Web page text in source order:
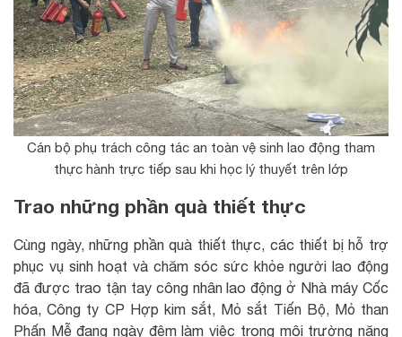
Cán bộ phụ trách công tác an toàn vệ sinh lao động tham
thực hành trực tiếp sau khi học lý thuyết trên lớp
Trao những phần quà thiết thực
Cùng ngày, những phần quà thiết thực, các thiết bị hỗ trợ
phục vụ sinh hoạt và chăm sóc sức khỏe người lao động
đã được trao tận tay công nhân lao động ở Nhà máy Cốc
hóa, Công ty CP Hợp kim sắt, Mỏ sắt Tiến Bộ, Mỏ than
Phấn Mễ đang ngày đêm làm việc trong môi trường nặng